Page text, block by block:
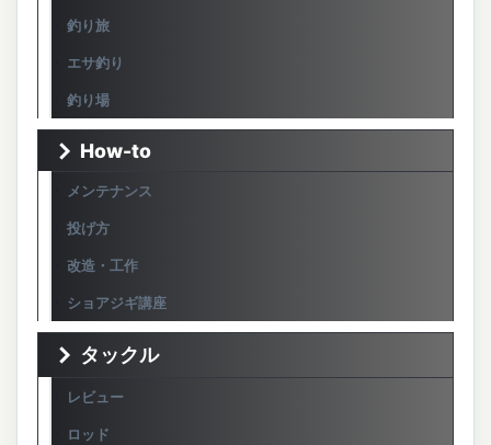
釣り旅
エサ釣り
釣り場
How-to
メンテナンス
投げ方
改造・工作
ショアジギ講座
タックル
レビュー
ロッド